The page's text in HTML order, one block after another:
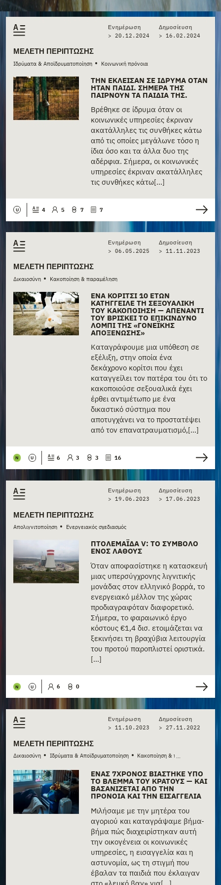
ΜΕΛΈΤΗ ΠΕΡΊΠΤΩΣΗΣ
Ιδρύματα & Αποϊδρυματοποίηση • Κοινωνική πρόνοια
Ενημέρωση
> 20.12.2024
Δημοσίευση
> 16.02.2024
ΤΗΝ ΈΚΛΕΙΣΑΝ ΣΕ ΊΔΡΥΜΑ ΌΤΑΝ
ΉΤΑΝ ΠΑΙΔΊ. ΣΉΜΕΡΑ ΤΗΣ
ΠΑΊΡΝΟΥΝ ΤΑ ΠΑΙΔΙΆ ΤΗΣ.
Βρέθηκε σε ίδρυμα όταν οι
κοινωνικές υπηρεσίες έκριναν
ακατάλληλες τις συνθήκες κάτω
από τις οποίες μεγάλωνε τόσο η
ίδια όσο και τα άλλα δυο της
αδέρφια. Σήμερα, οι κοινωνικές
υπηρεσίες έκριναν ακατάλληλες
τις συνθήκες κάτω[...]
U 4 5 7 7
ΜΕΛΈΤΗ ΠΕΡΊΠΤΩΣΗΣ
Δικαιοσύνη • Κακοποίηση & παραμέληση
Ενημέρωση
> 06.05.2025
Δημοσίευση
> 11.11.2023
ΈΝΑ ΚΟΡΊΤΣΙ 10 ΕΤΏΝ
ΚΑΤΉΓΓΕΙΛΕ ΤΗ ΣΕΞΟΥΑΛΙΚΉ
ΤΟΥ ΚΑΚΟΠΟΊΗΣΗ — ΑΠΈΝΑΝΤΊ
ΤΟΥ ΒΡΊΣΚΕΙ ΤΟ ΕΠΙΚΊΝΔΥΝΟ
ΛΌΜΠΙ ΤΗΣ «ΓΟΝΕΪΚΉΣ
ΑΠΟΞΈΝΩΣΗΣ»
Καταγράφουμε μια υπόθεση σε
εξέλιξη, στην οποία ένα
δεκάχρονο κορίτσι που έχει
καταγγείλει τον πατέρα του ότι το
κακοποιούσε σεξουαλικά έχει
έρθει αντιμέτωπο με ένα
δικαστικό σύστημα που
αποτυγχάνει να το προστατέψει
από τον επανατραυματισμό,[...]
N U 6 3 3 16
ΜΕΛΈΤΗ ΠΕΡΊΠΤΩΣΗΣ
Απολιγνιτοποίηση • Ενεργειακός σχεδιασμός
Ενημέρωση
> 19.06.2023
Δημοσίευση
> 17.06.2023
ΠΤΟΛΕΜΑΪ́ΔΑ V: ΤΟ ΣΎΜΒΟΛΟ
ΕΝΌΣ ΛΆΘΟΥΣ
Όταν αποφασίστηκε η κατασκευή
μιας υπερσύγχρονης λιγνιτικής
μονάδας στον ελληνικό βορρά, το
ενεργειακό μέλλον της χώρας
προδιαγραφόταν διαφορετικό.
Σήμερα, το φαραωνικό έργο
κόστους €1,4 δισ. ετοιμάζεται να
ξεκινήσει τη βραχύβια λειτουργία
του προτού παροπλιστεί οριστικά.
[...]
N U 6 0
ΜΕΛΈΤΗ ΠΕΡΊΠΤΩΣΗΣ
Δικαιοσύνη • Ιδρύματα & Αποϊδρυματοποίηση • Κακοποίηση & παραμέληση
Ενημέρωση
> 11.10.2023
Δημοσίευση
> 27.11.2022
ΈΝΑΣ 7ΧΡΟΝΟΣ ΒΙΆΣΤΗΚΕ ΥΠΌ
ΤΟ ΒΛΈΜΜΑ ΤΟΥ ΚΡΆΤΟΥΣ — ΚΑΙ
ΒΑΣΑΝΊΖΕΤΑΙ ΑΠΌ ΤΗΝ
ΠΡΌΝΟΙΑ ΚΑΙ ΤΗΝ ΕΙΣΑΓΓΕΛΊΑ
Μιλήσαμε με την μητέρα του
αγοριού και καταγράψαμε βήμα-
βήμα πώς διαχειρίστηκαν αυτή
την οικογένεια οι κοινωνικές
υπηρεσίες, η εισαγγελία και η
αστυνομία, ως τη στιγμή που
έβαλαν τα παιδιά που έκλαιγαν
στο «λευκό βαν» για[...]